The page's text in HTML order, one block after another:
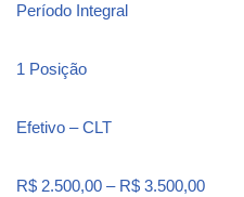
Período Integral
1 Posição
Efetivo – CLT
R$ 2.500,00 – R$ 3.500,00